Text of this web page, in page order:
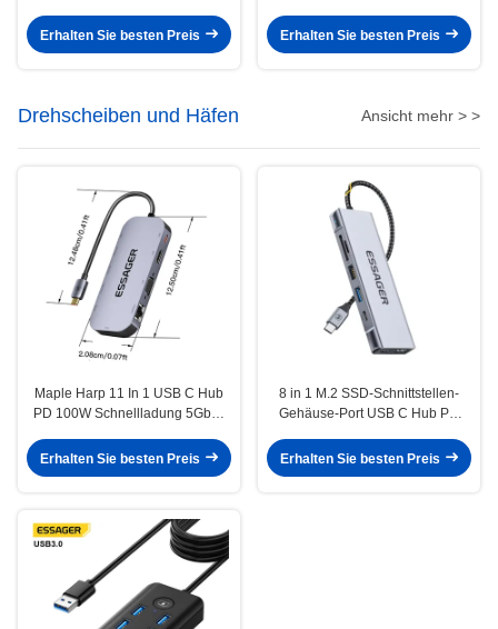
Erhalten Sie besten Preis
Erhalten Sie besten Preis
Drehscheiben und Häfen Ansicht mehr > >
Maple Harp 11 In 1 USB C Hub
PD 100W Schnellladung 5Gbps
Erhalten Sie besten Preis
8 in 1 M.2 SSD-Schnittstellen-
Gehäuse-Port USB C Hub PD
Erweiterung
Erhalten Sie besten Preis